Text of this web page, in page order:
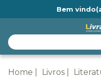
Bem
Home Livros